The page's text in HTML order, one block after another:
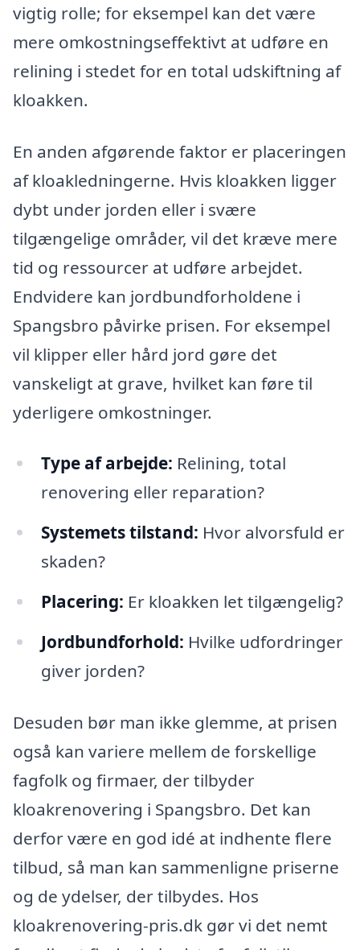
vigtig rolle; for eksempel kan det være
mere omkostningseffektivt at udføre en
relining i stedet for en total udskiftning af
kloakken.
En anden afgørende faktor er placeringen
af kloakledningerne. Hvis kloakken ligger
dybt under jorden eller i svære
tilgængelige områder, vil det kræve mere
tid og ressourcer at udføre arbejdet.
Endvidere kan jordbundforholdene i
Spangsbro påvirke prisen. For eksempel
vil klipper eller hård jord gøre det
vanskeligt at grave, hvilket kan føre til
yderligere omkostninger.
Type af arbejde: Relining, total
renovering eller reparation?
Systemets tilstand: Hvor alvorsfuld er
skaden?
Placering: Er kloakken let tilgængelig?
Jordbundforhold: Hvilke udfordringer
giver jorden?
Desuden bør man ikke glemme, at prisen
også kan variere mellem de forskellige
fagfolk og firmaer, der tilbyder
kloakrenovering i Spangsbro. Det kan
derfor være en god idé at indhente flere
tilbud, så man kan sammenligne priserne
og de ydelser, der tilbydes. Hos
kloakrenovering-pris.dk gør vi det nemt